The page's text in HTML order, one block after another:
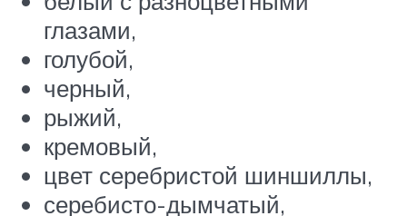
глазами,
голубой,
черный,
рыжий,
кремовый,
цвет серебристой шиншиллы,
серебисто-дымчатый,